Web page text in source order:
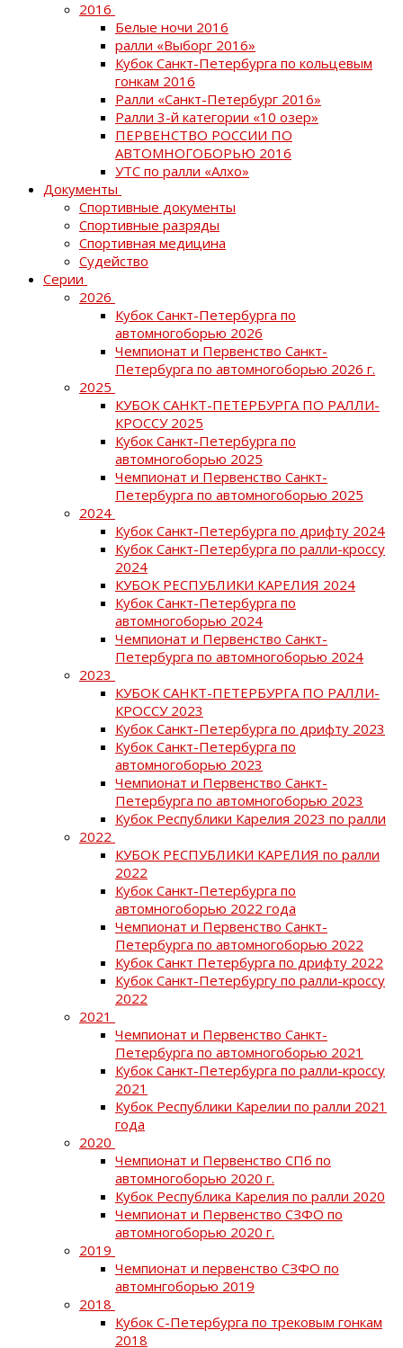
2016
Белые ночи 2016
ралли «Выборг 2016»
Кубок Санкт-Петербурга по кольцевым
гонкам 2016
Ралли «Санкт-Петербург 2016»
Ралли 3-й категории «10 озер»
ПЕРВЕНСТВО РОССИИ ПО
АВТОМНОГОБОРЬЮ 2016
УТС по ралли «Алхо»
Документы
Спортивные документы
Спортивные разряды
Спортивная медицина
Судейство
Серии
2026
Кубок Санкт-Петербурга по
автомногоборью 2026
Чемпионат и Первенство Санкт-
Петербурга по автомногоборью 2026 г.
2025
КУБОК САНКТ-ПЕТЕРБУРГА ПО РАЛЛИ-
КРОССУ 2025
Кубок Санкт-Петербурга по
автомногоборью 2025
Чемпионат и Первенство Санкт-
Петербурга по автомногоборью 2025
2024
Кубок Санкт-Петербурга по дрифту 2024
Кубок Санкт-Петербурга по ралли-кроссу
2024
КУБОК РЕСПУБЛИКИ КАРЕЛИЯ 2024
Кубок Санкт-Петербурга по
автомногоборью 2024
Чемпионат и Первенство Санкт-
Петербурга по автомногоборью 2024
2023
КУБОК САНКТ-ПЕТЕРБУРГА ПО РАЛЛИ-
КРОССУ 2023
Кубок Санкт-Петербурга по дрифту 2023
Кубок Санкт-Петербурга по
автомногоборью 2023
Чемпионат и Первенство Санкт-
Петербурга по автомногоборью 2023
Кубок Республики Карелия 2023 по ралли
2022
КУБОК РЕСПУБЛИКИ КАРЕЛИЯ по ралли
2022
Кубок Санкт-Петербурга по
автомногоборью 2022 года
Чемпионат и Первенство Санкт-
Петербурга по автомногоборью 2022
Кубок Санкт Петербурга по дрифту 2022
Кубок Санкт-Петербургу по ралли-кроссу
2022
2021
Чемпионат и Первенство Санкт-
Петербурга по автомногоборью 2021
Кубок Санкт-Петербурга по ралли-кроссу
2021
Кубок Республики Карелии по ралли 2021
года
2020
Чемпионат и Первенство СПб по
автомногоборью 2020 г.
Кубок Республика Карелия по ралли 2020
Чемпионат и Первенство СЗФО по
автомногоборью 2020 г.
2019
Чемпионат и первенство СЗФО по
автомнгоборью 2019
2018
Кубок С-Петербурга по трековым гонкам
2018